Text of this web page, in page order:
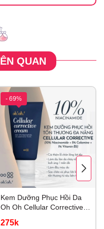
QUAN
- 69%
Kem Dưỡng Phục Hồi Da
Oh Oh Cellular Corrective
275k